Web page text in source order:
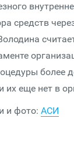
средств
более
их еще нет в
и фото: АСИ